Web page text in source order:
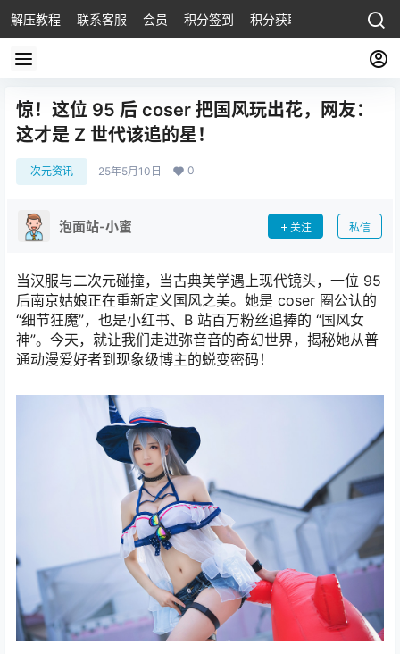
解压教程 联系客服 会员 积分签到 积分获取
惊！这位 95 后 coser 把国风玩出花，网友：
这才是 Z 世代该追的星！
次元资讯 25年5月10日 0
泡面站-小蜜 关注 私信
当汉服与二次元碰撞，当古典美学遇上现代镜头，一位 95
后南京姑娘正在重新定义国风之美。她是 coser 圈公认的
“细节狂魔”，也是小红书、B 站百万粉丝追捧的 “国风女
神”。今天，就让我们走进弥音音的奇幻世界，揭秘她从普
通动漫爱好者到现象级博主的蜕变密码！